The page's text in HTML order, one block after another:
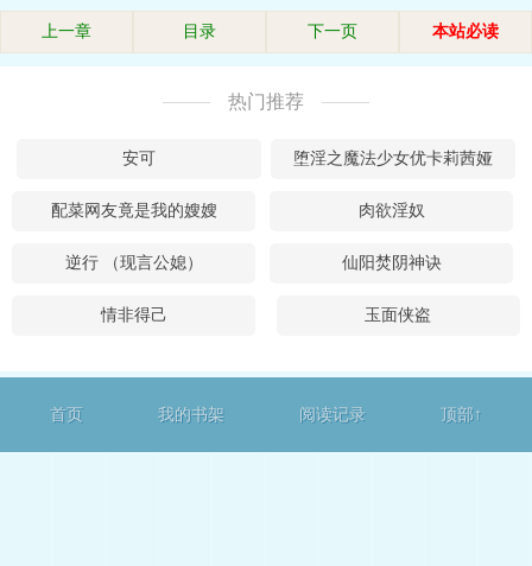
上一章 目录 下一页 本站必读
热门推荐
安可 堕淫之魔法少女优卡莉茜娅
配菜网友竟是我的嫂嫂 肉欲淫奴
逆行 （现言公媳） 仙阳焚阴神诀
情非得己 玉面侠盗
首页 我的书架 阅读记录 顶部↑